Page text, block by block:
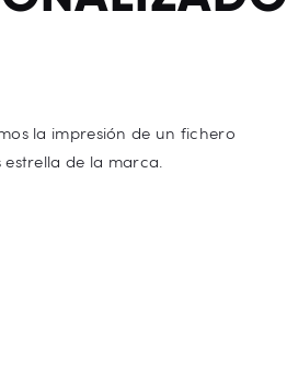
la impresión de un fichero
de la marca.